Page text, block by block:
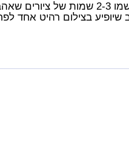
השאר.
שיופיע בצילום רהיט